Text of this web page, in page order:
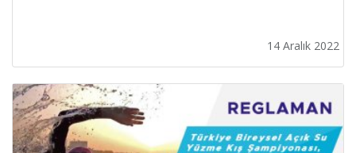
14 Aralık 2022